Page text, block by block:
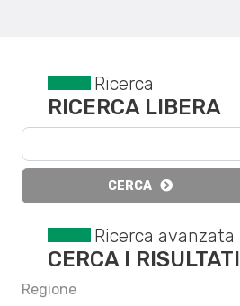
Ricerca
RICERCA LIBERA
CERCA
Ricerca avanzata
CERCA I RISULTATI
Regione